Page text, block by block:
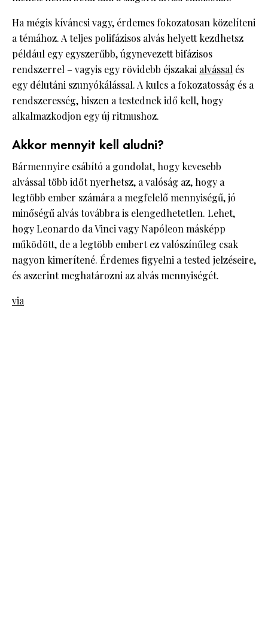
Ha mégis kíváncsi vagy, érdemes fokozatosan közelíteni
a témához. A teljes polifázisos alvás helyett kezdhetsz
például egy egyszerűbb, úgynevezett bifázisos
rendszerrel – vagyis egy rövidebb éjszakai alvással és
egy délutáni szunyókálással. A kulcs a fokozatosság és a
rendszeresség, hiszen a testednek idő kell, hogy
alkalmazkodjon egy új ritmushoz.
Akkor mennyit kell aludni?
Bármennyire csábító a gondolat, hogy kevesebb
alvással több időt nyerhetsz, a valóság az, hogy a
legtöbb ember számára a megfelelő mennyiségű, jó
minőségű alvás továbbra is elengedhetetlen. Lehet,
hogy Leonardo da Vinci vagy Napóleon másképp
működött, de a legtöbb embert ez valószínűleg csak
nagyon kimerítené. Érdemes figyelni a tested jelzéseire,
és aszerint meghatározni az alvás mennyiségét.
via